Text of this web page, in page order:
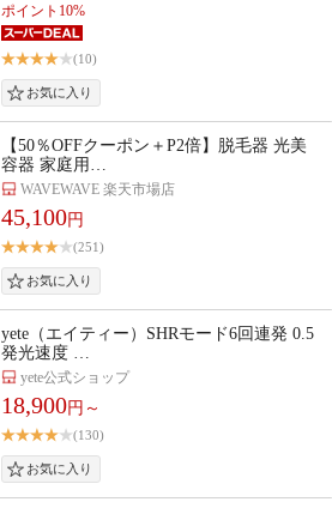
ポイント10%
(10)
【50％OFFクーポン＋P2倍】脱毛器 光美
容器 家庭用…
WAVEWAVE 楽天市場店
45,100円
(251)
yete（エイティー）SHRモード6回連発 0.5
発光速度 …
yete公式ショップ
18,900円～
(130)